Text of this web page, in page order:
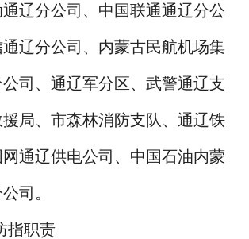
辽分公司、中国联通通辽分公
辽分公司、内蒙古民航机场集
司、通辽军分区、武警通辽支
局、市森林消防支队、通辽铁
通辽供电公司、中国石油内蒙
司。
指职责